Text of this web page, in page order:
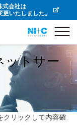
式会社は
いたしました。
ットサー
クリックして内容確